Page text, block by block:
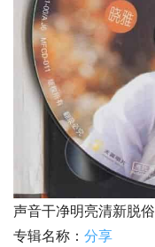
声音干净明亮清新脱俗
专辑名称： 分享